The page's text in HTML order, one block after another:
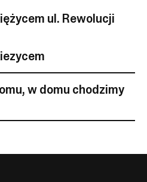
ul. Rewolucji
w domu chodzimy